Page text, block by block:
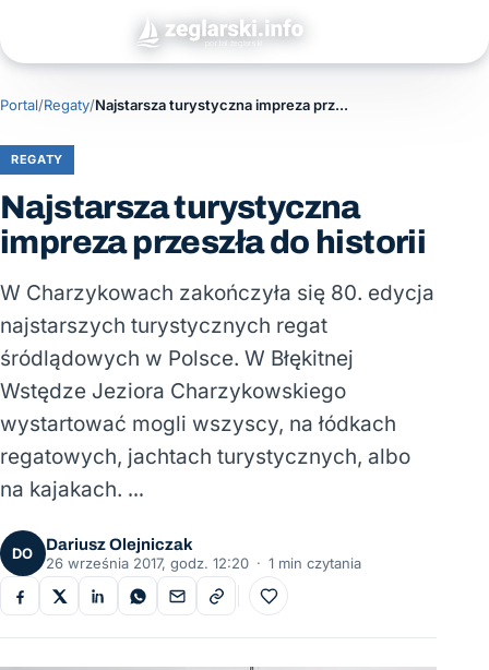
Portal/Regaty/ Najstarsza turystyczna impreza przeszła do historii
REGATY
Najstarsza turystyczna
impreza przeszła do historii
W Charzykowach zakończyła się 80. edycja
najstarszych turystycznych regat
śródlądowych w Polsce. W Błękitnej
Wstędze Jeziora Charzykowskiego
wystartować mogli wszyscy, na łódkach
regatowych, jachtach turystycznych, albo
na kajakach. …
DO
Dariusz Olejniczak
26 września 2017, godz. 12:20 · 1 min czytania
Do ulubionych